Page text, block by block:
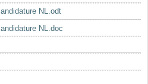
NL.odt
NL.doc